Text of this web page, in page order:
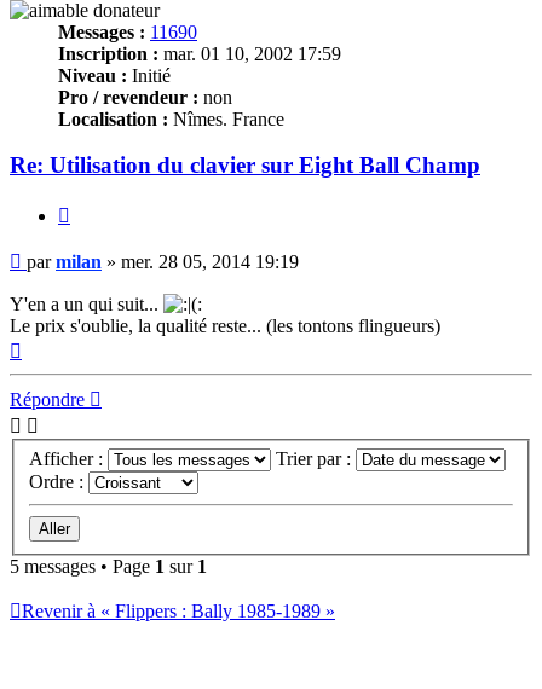
Messages : 11690
Inscription : mar. 01 10, 2002 17:59
Niveau : Initié
Pro / revendeur : non
Localisation : Nîmes. France
Re: Utilisation du clavier sur Eight Ball Champ
Message
parmilan » mer. 28 05, 2014 19:19
Y'en a un qui suit...
Le prix s'oublie, la qualité reste... (les tontons flingueurs)
Répondre
Afficher :
Trier par :
Ordre :
5 messages • Page 1 sur 1
Revenir à « Flippers : Bally 1985-1989 »